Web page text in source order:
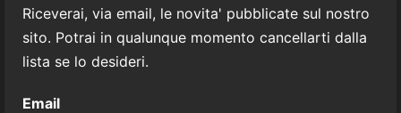
Riceverai, via email, le novita' pubblicate sul nostro
sito. Potrai in qualunque momento cancellarti dalla
lista se lo desideri.
Email